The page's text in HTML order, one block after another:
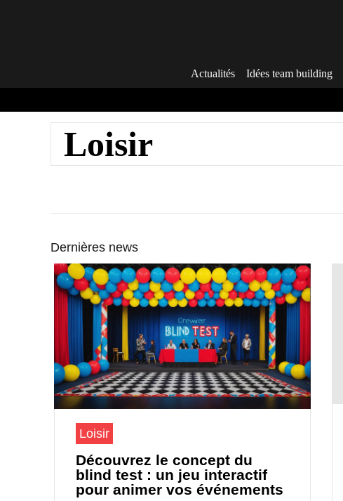
Actualités Idées team building
Loisir
Dernières news
Loisir
Découvrez le concept du
blind test : un jeu interactif
pour animer vos événements